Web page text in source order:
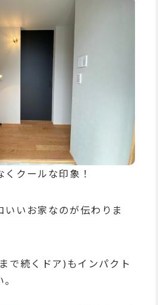
クールな印象！
いいお家なのが伝わりま
で続くドア)もインパクト